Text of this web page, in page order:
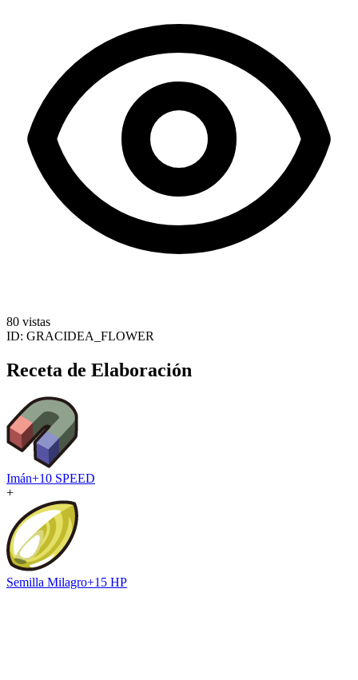
80 vistas
ID: GRACIDEA_FLOWER
Receta de Elaboración
Imán+10 SPEED
+
Semilla Milagro+15 HP